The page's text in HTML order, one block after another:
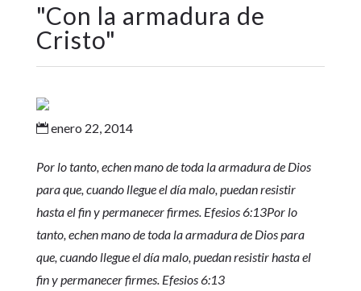
"Con la armadura de
Cristo"
enero 22, 2014
Por lo tanto, echen mano de toda la armadura de Dios
para que, cuando llegue el día malo, puedan resistir
hasta el fin y permanecer firmes. Efesios 6:13Por lo
tanto, echen mano de toda la armadura de Dios para
que, cuando llegue el día malo, puedan resistir hasta el
fin y permanecer firmes. Efesios 6:13